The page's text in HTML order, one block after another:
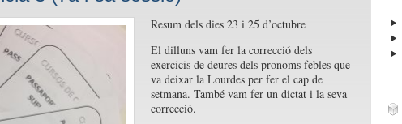
Resum dels dies 23 i 25 d’octubre
El dilluns vam fer la correcció dels
exercicis de deures dels pronoms febles que
va deixar la Lourdes per fer el cap de
setmana. També vam fer un dictat i la seva
correcció.